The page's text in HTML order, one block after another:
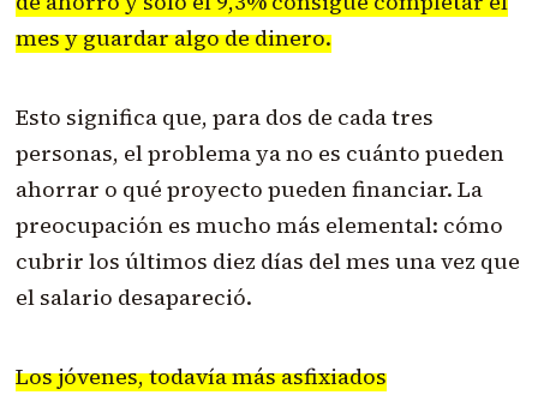
mes y guardar algo de dinero.
Esto significa que, para dos de cada tres
personas, el problema ya no es cuánto pueden
ahorrar o qué proyecto pueden financiar. La
preocupación es mucho más elemental: cómo
cubrir los últimos diez días del mes una vez que
el salario desapareció.
Los jóvenes, todavía más asfixiados